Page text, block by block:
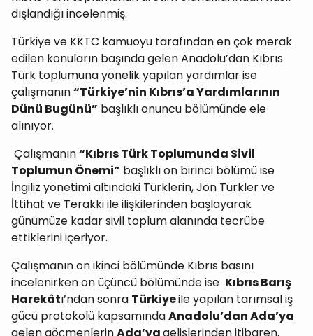
dışlandığı incelenmiş.
Türkiye ve KKTC kamuoyu tarafından en çok merak
edilen konuların başında gelen Anadolu’dan Kıbrıs
Türk toplumuna yönelik yapılan yardımlar ise
çalışmanın“Türkiye’nin Kıbrıs’a Yardımlarının
Dünü Bugünü” başlıklı onuncu bölümünde ele
alınıyor.
Çalışmanın“Kıbrıs Türk Toplumunda Sivil
Toplumun Önemi” başlıklı on birinci bölümü ise
İngiliz yönetimi altındaki Türklerin, Jön Türkler ve
İttihat ve Terakki ile ilişkilerinden başlayarak
günümüze kadar sivil toplum alanında tecrübe
ettiklerini içeriyor.
Çalışmanın on ikinci bölümünde Kıbrıs basını
incelenirken on üçüncü bölümünde ise Kıbrıs Barış
Harekâtı’ndan sonra Türkiyeile yapılan tarımsal iş
gücü protokolü kapsamındaAnadolu’dan Ada’ya